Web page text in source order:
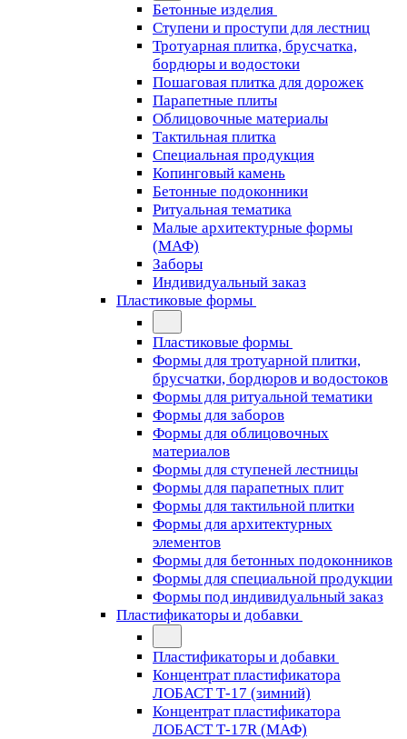
Бетонные изделия
Ступени и проступи для лестниц
Тротуарная плитка, брусчатка,
бордюры и водостоки
Пошаговая плитка для дорожек
Парапетные плиты
Облицовочные материалы
Тактильная плитка
Специальная продукция
Копинговый камень
Бетонные подоконники
Ритуальная тематика
Малые архитектурные формы
(МАФ)
Заборы
Индивидуальный заказ
Пластиковые формы
Пластиковые формы
Формы для тротуарной плитки,
брусчатки, бордюров и водостоков
Формы для ритуальной тематики
Формы для заборов
Формы для облицовочных
материалов
Формы для ступеней лестницы
Формы для парапетных плит
Формы для тактильной плитки
Формы для архитектурных
элементов
Формы для бетонных подоконников
Формы для специальной продукции
Формы под индивидуальный заказ
Пластификаторы и добавки
Пластификаторы и добавки
Концентрат пластификатора
ЛОБАСТ Т-17 (зимний)
Концентрат пластификатора
ЛОБАСТ Т-17R (МАФ)